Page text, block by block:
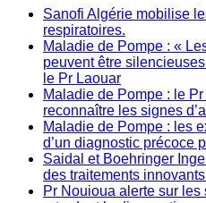
Sanofi Algérie mobilise
respiratoires.
Maladie de Pompe : «
peuvent être
le Pr Laouar
Maladie de Pompe : le
reconnaître les signes
Maladie de Pompe : les
d’un diagnostic précoce
Saidal et Boehringer
des traitements
Pr Nouioua alerte sur